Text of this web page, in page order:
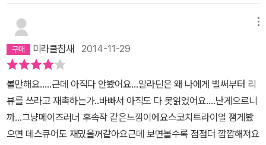
악을 파괴하기 위해 그리고 사람들을 구하기 위해 또 한번에 시련에
뛰어들게 된다. 마지막권이라서 그런지 그동안 등장하지 않던 슬픔이
후반쯤에 등장하고, 결말을 읽고 책을 덮었을 때 쯤에는 커다란 아쉬
움이 남아 있었다. 플레어에 걸린 뉴트의 광기는 앞으로 영화에서 보
여질 모습으로 생각하니 벌써부터 슬픔이 밀려온다. 특히 이 역할이
'토마스 생스터'이니 만큼 어떻게 연기할지 기대가 되기도 하고 안타
깝기도 하다. 테리사의 비중은 [소코치 트라이얼]에서까지만 해도 꽤
바랜 느낌이다. 당위성을 잃었으니께~
미라클참새 2014-11-29
볼만해요.....근데 아직다 안봤어요...알라딘은 왜 나에게 벌써부터 리
뷰를 쓰라고 재촉하는가..바빠서 아직도 다 못읽었어요....난게으르니
까...그냥메이즈러너 후속작 같은느낌이에요스코치트라이얼 잼게봤
으면 데스큐어도 재밌을꺼같아요근데 보면볼수록 점점더 깝깝해져요